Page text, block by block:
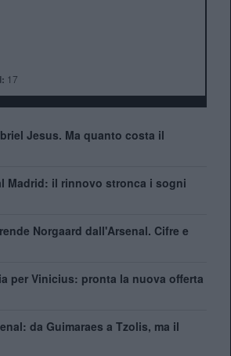
17
Jesus. Ma quanto costa il
Madrid: il rinnovo stronca i sogni
Norgaard dall'Arsenal. Cifre e
per Vinicius: pronta la nuova offerta
da Guimaraes a Tzolis, ma il